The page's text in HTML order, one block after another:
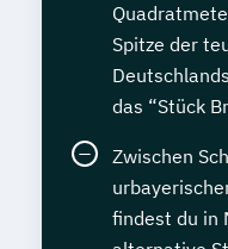
Spitze der
das “Stück
Zwischen
findest du in